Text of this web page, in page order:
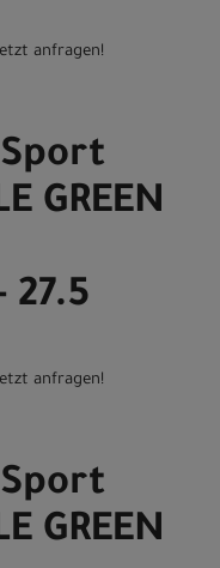
anfragen!
GREEN
27.5
anfragen!
GREEN